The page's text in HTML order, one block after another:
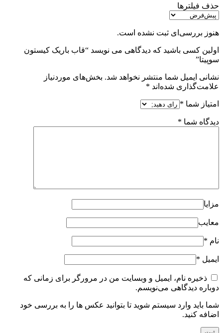
حذف فیلترها
هنوز بررسی‌ای ثبت نشده است.
اولین کسی باشید که دیدگاهی می نویسد “قاب باریک کیستون
سوپیتا”
نشانی ایمیل شما منتشر نخواهد شد. بخش‌های موردنیاز
علامت‌گذاری شده‌اند *
امتیاز شما *
دیدگاه شما *
مزایا
معایب
نام *
ایمیل *
ذخیره نام، ایمیل و وبسایت من در مرورگر برای زمانی که
دوباره دیدگاهی می‌نویسم.
شما باید وارد سیستم شوید تا بتوانید عکس ها را به بررسی خود
اضافه کنید.